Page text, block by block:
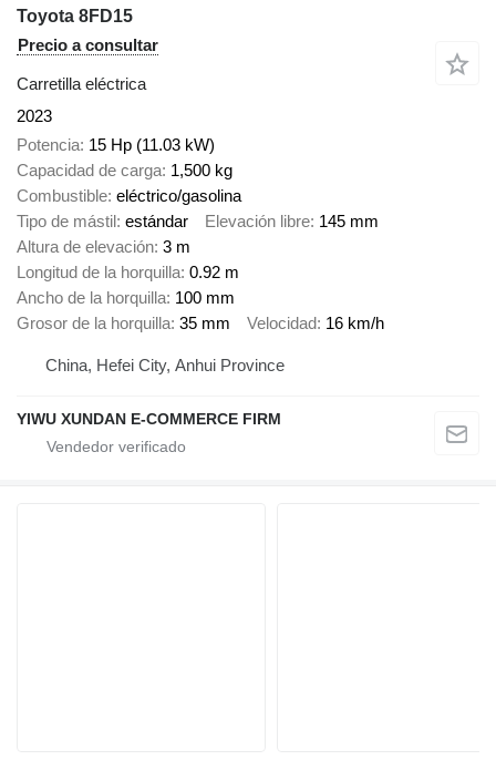
Toyota 8FD15
Precio a consultar
Carretilla eléctrica
2023
Potencia 15 Hp (11.03 kW)
Capacidad de carga 1,500 kg
Combustible eléctrico/gasolina
Tipo de mástil estándar Elevación libre 145 mm
Altura de elevación 3 m
Longitud de la horquilla 0.92 m
Ancho de la horquilla 100 mm
Grosor de la horquilla 35 mm Velocidad 16 km/h
China, Hefei City, Anhui Province
YIWU XUNDAN E-COMMERCE FIRM